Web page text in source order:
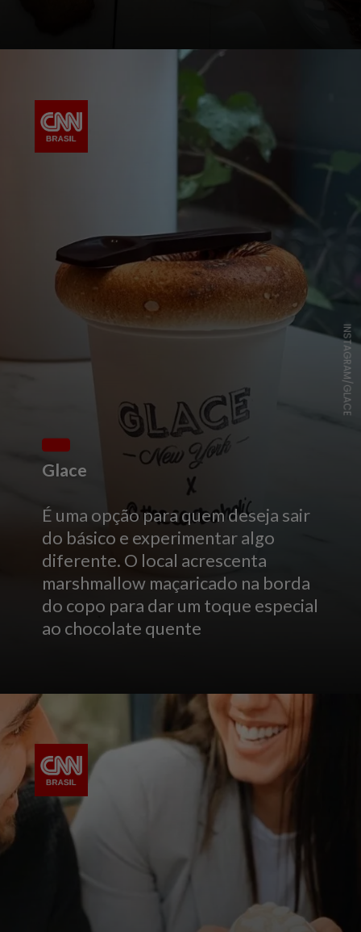
Glace
É uma opção para quem deseja sair
do básico e experimentar algo
diferente. O local acrescenta
marshmallow maçaricado na borda
do copo para dar um toque especial
ao chocolate quente
INSTAGRAM/GLACE